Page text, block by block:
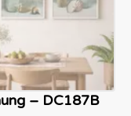
– DC187B